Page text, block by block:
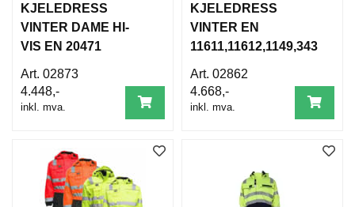
KJELEDRESS
VINTER DAME HI-
VIS EN 20471
02873
4.448,-
inkl. mva.
KJELEDRESS
VINTER EN
11611,11612,1149,343
02862
4.668,-
inkl. mva.